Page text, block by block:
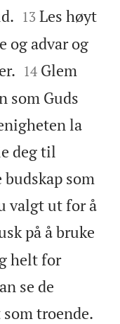


13 Les høyt
og advar og


14 Glem
som Guds
la
deg til
budskap som
valgt ut for å
på å bruke
helt for
se de
troende.